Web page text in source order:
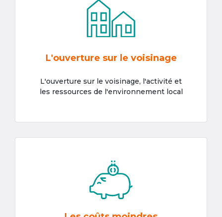
L'ouverture sur le voisinage
L'ouverture sur le voisinage, l'activité et
les ressources de l'environnement local